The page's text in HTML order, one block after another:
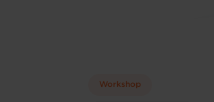
Workshop